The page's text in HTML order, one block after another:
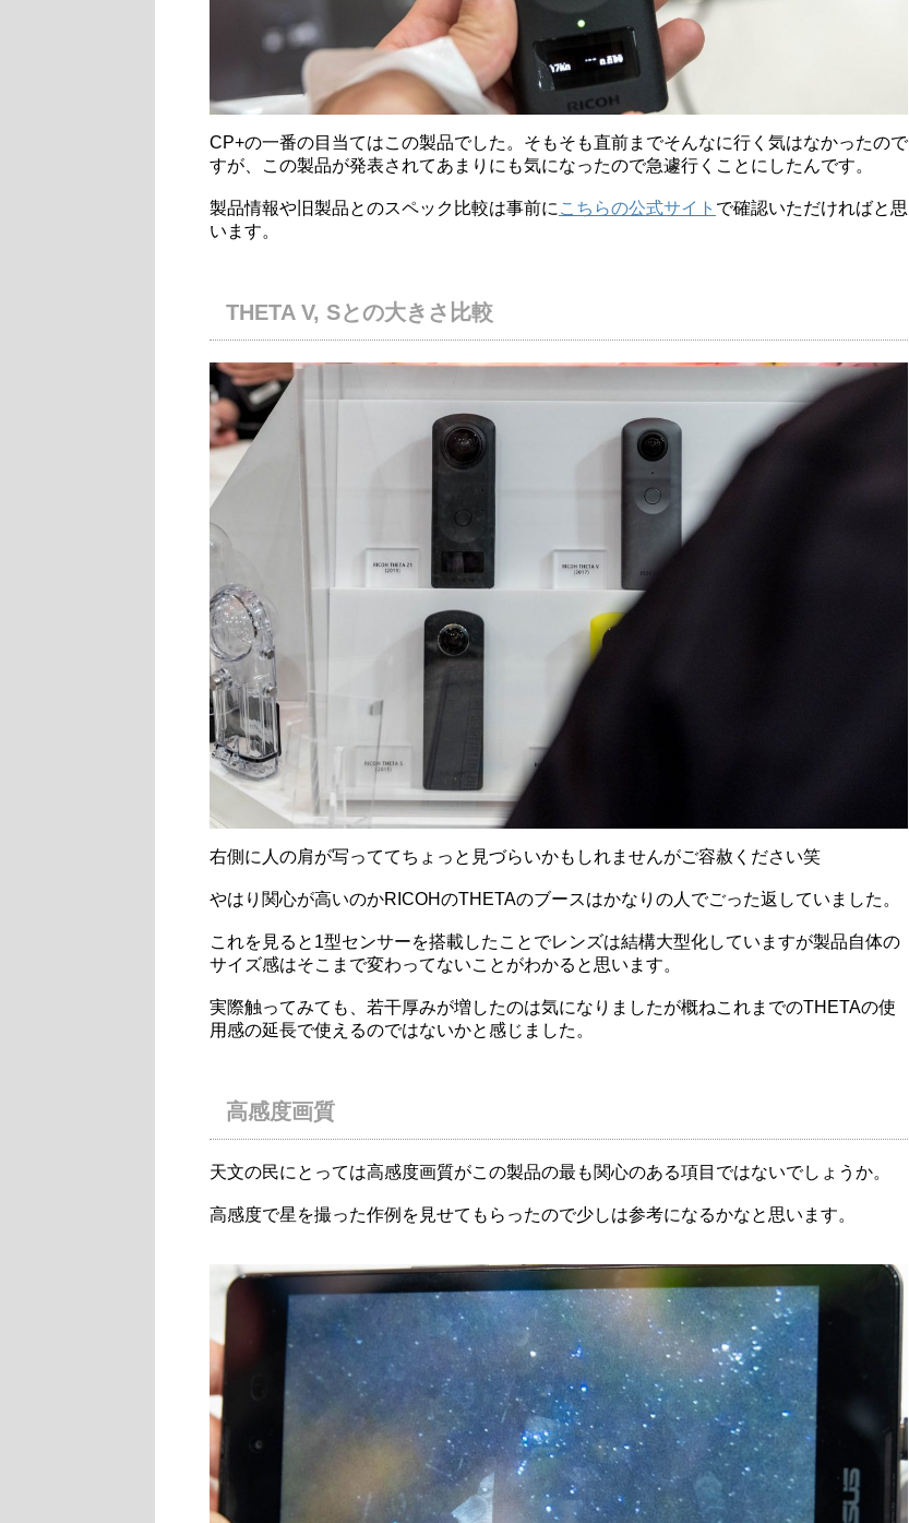
CP+の一番の目当てはこの製品でした。そもそも直前までそんなに行く気はなかったので
すが、この製品が発表されてあまりにも気になったので急遽行くことにしたんです。
製品情報や旧製品とのスペック比較は事前に こちらの公式サイト で確認いただければと思
います。
THETA V, Sとの大きさ比較
右側に人の肩が写っててちょっと見づらいかもしれませんがご容赦ください笑
やはり関心が高いのかRICOHのTHETAのブースはかなりの人でごった返していました。
これを見ると1型センサーを搭載したことでレンズは結構大型化していますが製品自体の
サイズ感はそこまで変わってないことがわかると思います。
実際触ってみても、若干厚みが増したのは気になりましたが概ねこれまでのTHETAの使
用感の延長で使えるのではないかと感じました。
高感度画質
天文の民にとっては高感度画質がこの製品の最も関心のある項目ではないでしょうか。
高感度で星を撮った作例を見せてもらったので少しは参考になるかなと思います。